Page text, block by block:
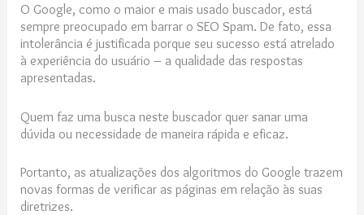
O Google, como o maior e mais usado buscador, está
sempre preocupado em barrar o SEO Spam. De fato, essa
intolerância é justificada porque seu sucesso está atrelado
à experiência do usuário – a qualidade das respostas
apresentadas.
Quem faz uma busca neste buscador quer sanar uma
dúvida ou necessidade de maneira rápida e eficaz.
Portanto, as atualizações dos algoritmos do Google trazem
novas formas de verificar as páginas em relação às suas
diretrizes.